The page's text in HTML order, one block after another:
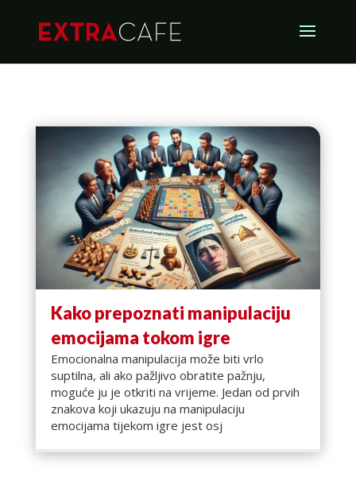
Kako prepoznati manipulaciju
emocijama tokom igre
Emocionalna manipulacija može biti vrlo
suptilna, ali ako pažljivo obratite pažnju,
moguće ju je otkriti na vrijeme. Jedan od prvih
znakova koji ukazuju na manipulaciju
emocijama tijekom igre jest osj